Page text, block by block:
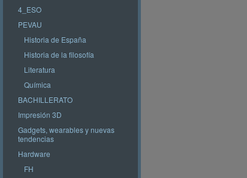
4_ESO
PEVAU
Historia de España
Historia de la filosofía
Literatura
Química
BACHILLERATO
Impresión 3D
Gadgets, wearables y nuevas
tendencias
Hardware
FH